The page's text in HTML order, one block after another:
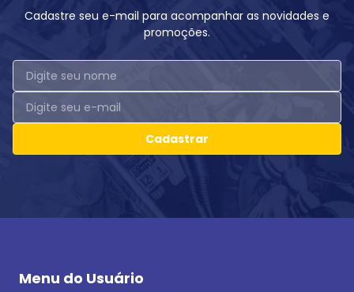
Cadastre seu e-mail para acompanhar as novidades e
promoções.
Cadastrar
Menu do Usuário